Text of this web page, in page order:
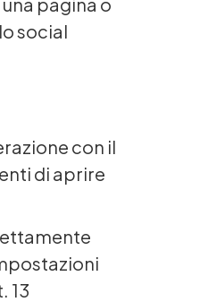
social
con il
di aprire
13